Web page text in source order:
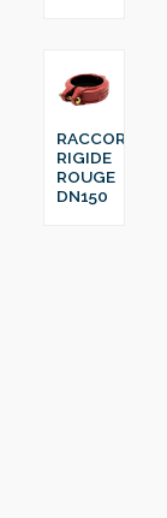
RACCORD
RIGIDE
ROUGE
DN150